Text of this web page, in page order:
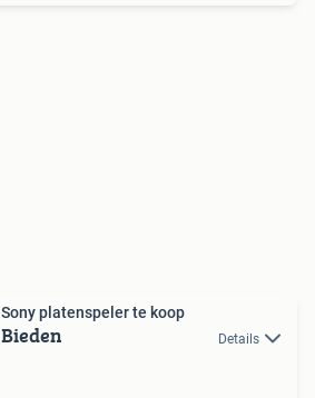
Sony platenspeler te koop
Bieden Details